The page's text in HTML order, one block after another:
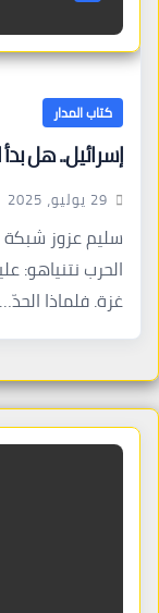
كتاب المدار
إسرائيل.. هل بدأ
29 يوليو، 2025
سليم عزوز شبكة
الحرب نتنياهو:
غزة. فلماذا الحدّ…